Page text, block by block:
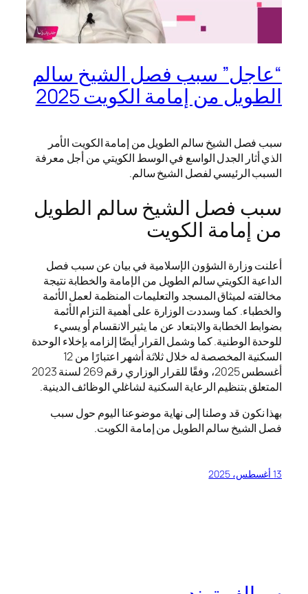
“عاجل” سبب فصل الشيخ سالم
الطويل من إمامة الكويت 2025
سبب فصل الشيخ سالم الطويل من إمامة الكويت الأمر
الذي أثار الجدل الواسع في الوسط الكويتي من أجل معرفة
السبب الرئيسي لفصل الشيخ سالم.
سبب فصل الشيخ سالم الطويل
من إمامة الكويت
أعلنت وزارة الشؤون الإسلامية في بيان عن سبب فصل
الداعية الكويتي سالم الطويل من الإمامة والخطابة نتيجة
مخالفته لميثاق المسجد والتعليمات المنظمة لعمل الأئمة
والخطباء. كما وسددت الوزارة على أهمية التزام الأئمة
بضوابط الخطابة والابتعاد عن ما يثير الانقسام أو يسيء
للوحدة الوطنية. كما وشمل القرار أيضًا إلزامه بإخلاء الوحدة
السكنية المخصصة له خلال ثلاثة أشهر اعتبارًا من 12
أغسطس 2025، وفقًا للقرار الوزاري رقم 269 لسنة 2023
المتعلق بتنظيم الرعاية السكنية لشاغلي الوظائف الدينية.
بهذا نكون قد وصلنا إلى نهاية موضوعنا اليوم حول سبب
فصل الشيخ سالم الطويل من إمامة الكويت.
13 أغسطس، 2025